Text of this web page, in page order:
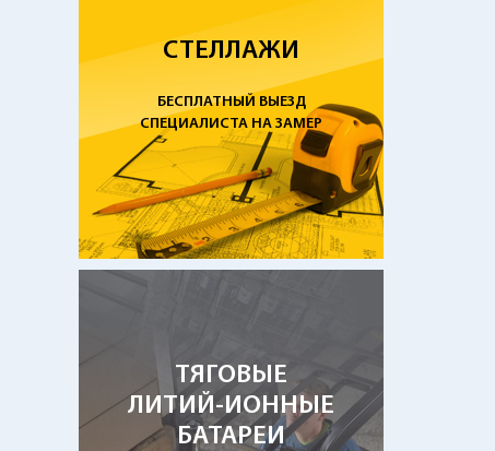
СТЕЛЛАЖИ
БЕСПЛАТНЫЙ ВЫЕЗД
СПЕЦИАЛИСТА НА ЗАМЕР
ТЯГОВЫЕ
ЛИТИЙ-ИОННЫЕ
БАТАРЕИ